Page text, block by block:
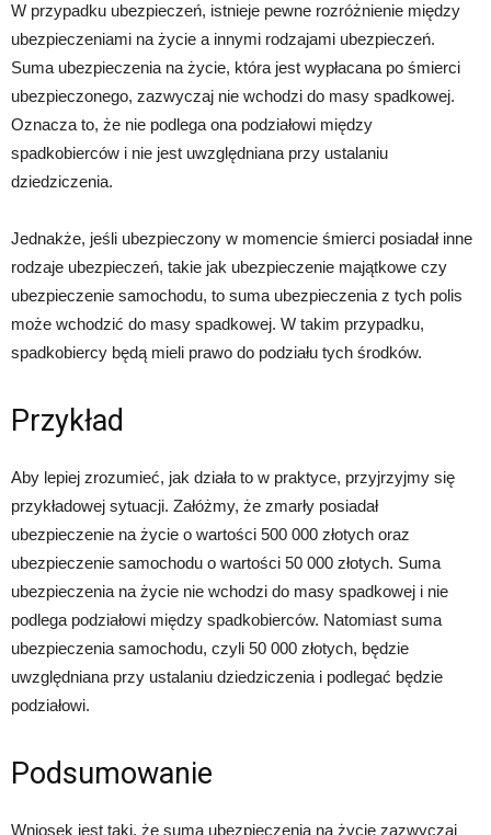
W przypadku ubezpieczeń, istnieje pewne rozróżnienie między
ubezpieczeniami na życie a innymi rodzajami ubezpieczeń.
Suma ubezpieczenia na życie, która jest wypłacana po śmierci
ubezpieczonego, zazwyczaj nie wchodzi do masy spadkowej.
Oznacza to, że nie podlega ona podziałowi między
spadkobierców i nie jest uwzględniana przy ustalaniu
dziedziczenia.
Jednakże, jeśli ubezpieczony w momencie śmierci posiadał inne
rodzaje ubezpieczeń, takie jak ubezpieczenie majątkowe czy
ubezpieczenie samochodu, to suma ubezpieczenia z tych polis
może wchodzić do masy spadkowej. W takim przypadku,
spadkobiercy będą mieli prawo do podziału tych środków.
Przykład
Aby lepiej zrozumieć, jak działa to w praktyce, przyjrzyjmy się
przykładowej sytuacji. Załóżmy, że zmarły posiadał
ubezpieczenie na życie o wartości 500 000 złotych oraz
ubezpieczenie samochodu o wartości 50 000 złotych. Suma
ubezpieczenia na życie nie wchodzi do masy spadkowej i nie
podlega podziałowi między spadkobierców. Natomiast suma
ubezpieczenia samochodu, czyli 50 000 złotych, będzie
uwzględniana przy ustalaniu dziedziczenia i podlegać będzie
podziałowi.
Podsumowanie
Wniosek jest taki, że suma ubezpieczenia na życie zazwyczaj